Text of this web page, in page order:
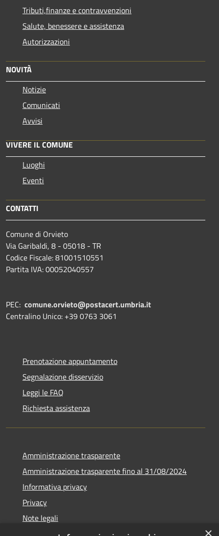
Tributi,finanze e contravvenzioni
Salute, benessere e assistenza
Autorizzazioni
NOVITÀ
Notizie
Comunicati
Avvisi
VIVERE IL COMUNE
Luoghi
Eventi
CONTATTI
Comune di Orvieto
Via Garibaldi, 8 - 05018 - TR
Codice Fiscale: 81001510551
Partita IVA: 00052040557
PEC: comune.orvieto@postacert.umbria.it
Centralino Unico: +39 0763 3061
Prenotazione appuntamento
Segnalazione disservizio
Leggi le FAQ
Richiesta assistenza
Amministrazione trasparente
Amministrazione trasparente fino al 31/08/2024
Informativa privacy
Privacy
Note legali
Dichiarazione di accessibilità